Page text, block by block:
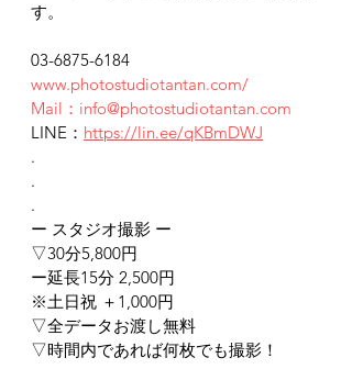
す。
03-6875-6184
www.photostudiotantan.com/
Mail：info@photostudiotantan.com
LINE： https://lin.ee/qKBmDWJ
.
.
.
ー スタジオ撮影 ー
▽30分5,800円
ー延長15分 2,500円
※土日祝 ＋1,000円
▽全データお渡し無料
▽時間内であれば何枚でも撮影！